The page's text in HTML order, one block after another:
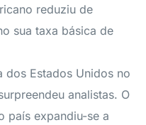
reduziu de
sua taxa básica de
dos Estados Unidos no
analistas. O
país expandiu-se a